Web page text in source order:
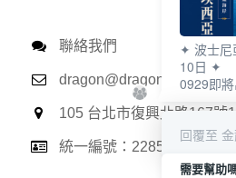
聯絡我們
dragon@dragontr.com.tw
105 台北市復興北路167號
統一編號：22854059
✦ 波士尼
10日 ✦
0929即
回覆至
需要幫助